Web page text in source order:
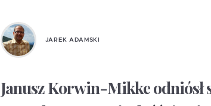
JAREK ADAMSKI
Janusz Korwin-Mikke odniósł